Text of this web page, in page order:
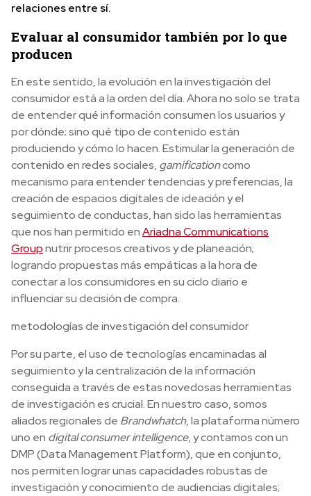
relaciones entre sí.
Evaluar al consumidor también por lo que
producen
En este sentido, la evolución en la investigación del
consumidor está a la orden del día. Ahora no solo se trata
de entender qué información consumen los usuarios y
por dónde; sino qué tipo de contenido están
produciendo y cómo lo hacen. Estimular la generación de
contenido en redes sociales, gamificationcomo
mecanismo para entender tendencias y preferencias, la
creación de espacios digitales de ideación y el
seguimiento de conductas, han sido las herramientas
que nos han permitido enAriadna Communications
Groupnutrir procesos creativos y de planeación;
logrando propuestas más empáticas a la hora de
conectar a los consumidores en su ciclo diario e
influenciar su decisión de compra.
metodologías de investigación del consumidor
Por su parte, el uso de tecnologías encaminadas al
seguimiento y la centralización de la información
conseguida a través de estas novedosas herramientas
de investigación es crucial. En nuestro caso, somos
aliados regionales de Brandwhatch, la plataforma número
uno en digital consumer intelligence, y contamos con un
DMP (Data Management Platform), que en conjunto,
nos permiten lograr unas capacidades robustas de
investigación y conocimiento de audiencias digitales;